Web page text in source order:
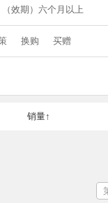
（效期）六个月以上
换购 买赠
销量↑